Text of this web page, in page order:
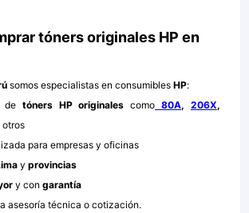
tóners originales HP en
somos especialistas en consumibles HP:
de tóners HP originales como 80A, 206X,
otros
para empresas y oficinas
yprovincias
y con garantía
asesoría técnica o cotización.